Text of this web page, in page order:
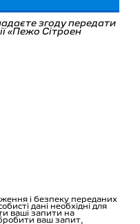
згоду передати
«Пежо Сітроен
і безпеку переданих
дані необхідні для
ваші запити на
ваш запит,